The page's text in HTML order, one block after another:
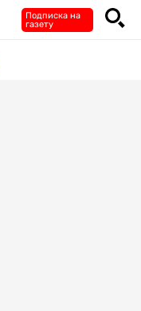
Подписка на
газету